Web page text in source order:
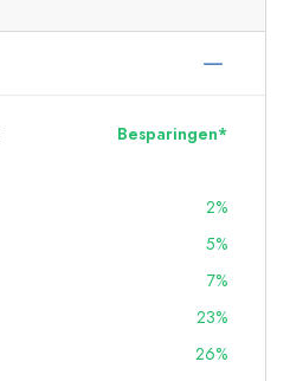
Besparingen*
2%
5%
7%
23%
26%